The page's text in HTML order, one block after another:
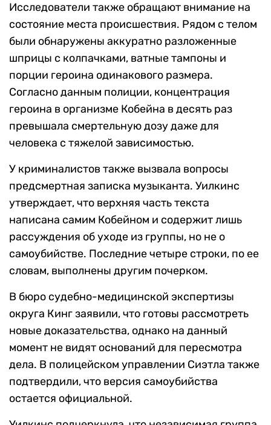
Исследователи также обращают внимание на
состояние места происшествия. Рядом с телом
были обнаружены аккуратно разложенные
шприцы с колпачками, ватные тампоны и
порции героина одинакового размера.
Согласно данным полиции, концентрация
героина в организме Кобейна в десять раз
превышала смертельную дозу даже для
человека с тяжелой зависимостью.
У криминалистов также вызвала вопросы
предсмертная записка музыканта. Уилкинс
утверждает, что верхняя часть текста
написана самим Кобейном и содержит лишь
рассуждения об уходе из группы, но не о
самоубийстве. Последние четыре строки, по ее
словам, выполнены другим почерком.
В бюро судебно-медицинской экспертизы
округа Кинг заявили, что готовы рассмотреть
новые доказательства, однако на данный
момент не видят оснований для пересмотра
дела. В полицейском управлении Сиэтла также
подтвердили, что версия самоубийства
остается официальной.